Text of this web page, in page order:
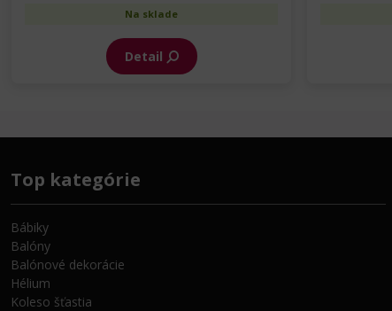
Na sklade
Detail
Top kategórie
Bábiky
Balóny
Balónové dekorácie
Hélium
Koleso šťastia